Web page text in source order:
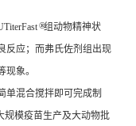
®组动物精神状
反应；而弗氏佐剂组出现
象。
单混合搅拌即可完成制
规模疫苗生产及大动物批